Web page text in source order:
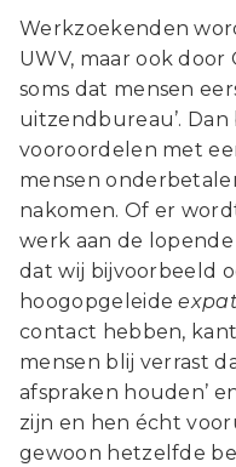
Werkzoekenden
UWV, maar ook door
soms dat mensen
uitzendbureau’.
vooroordelen met
mensen
nakomen. Of er
werk aan de
dat wij bijvoorbeeld
hoogopgeleide
contact hebben,
mensen blij verrast
afspraken houden’
zijn en hen écht
gewoon hetzelfde